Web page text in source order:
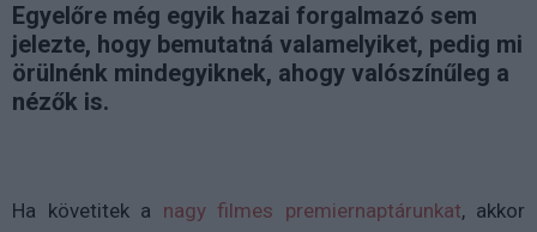
Egyelőre még egyik hazai forgalmazó sem
jelezte, hogy bemutatná valamelyiket, pedig mi
örülnénk mindegyiknek, ahogy valószínűleg a
nézők is.
Ha követitek a nagy filmes premiernaptárunkat, akkor